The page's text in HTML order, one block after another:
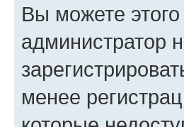
Вы можете этого
администратор
менее